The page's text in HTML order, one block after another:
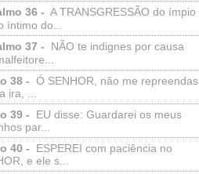
36 - A TRANSGRESSÃO do ímpio
íntimo do...
37 -
NÃO te indignes por causa
38 - Ó SENHOR, não me repreendas
ira, ...
39 -
EU disse: Guardarei os meus
par...
40 -
ESPEREI com paciência no
e ele s...